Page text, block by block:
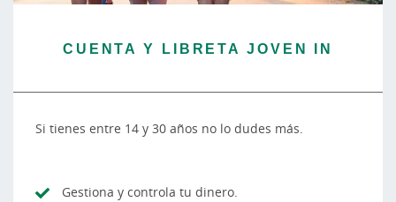
CUENTA Y LIBRETA JOVEN IN
Si tienes entre 14 y 30 años no lo dudes más.
Gestiona y controla tu dinero.